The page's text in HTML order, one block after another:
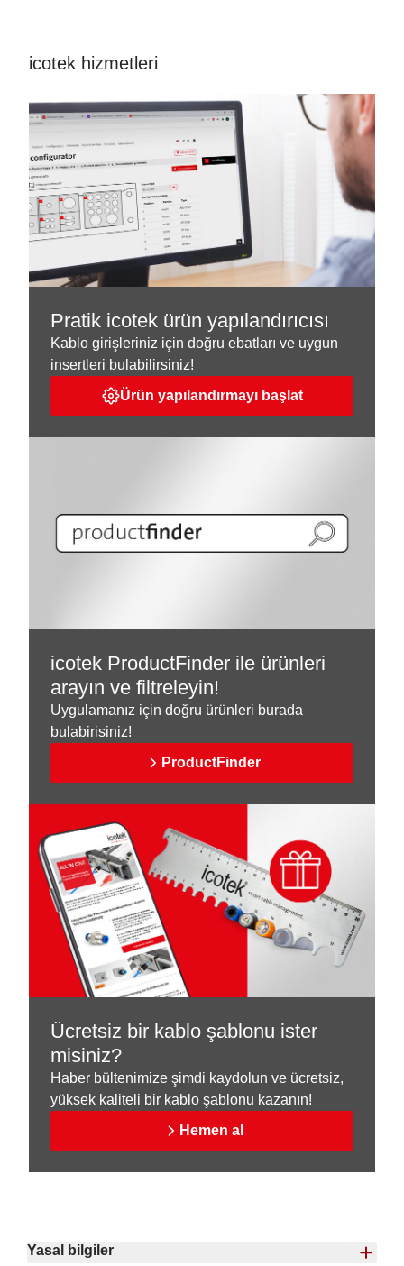
icotek hizmetleri
Pratik icotek ürün yapılandırıcısı
Kablo girişleriniz için doğru ebatları ve uygun
insertleri bulabilirsiniz!
Ürün yapılandırmayı başlat
icotek ProductFinder ile ürünleri
arayın ve filtreleyin!
Uygulamanız için doğru ürünleri burada
bulabirisiniz!
ProductFinder
Ücretsiz bir kablo şablonu ister
misiniz?
Haber bültenimize şimdi kaydolun ve ücretsiz,
yüksek kaliteli bir kablo şablonu kazanın!
Hemen al
Yasal bilgiler